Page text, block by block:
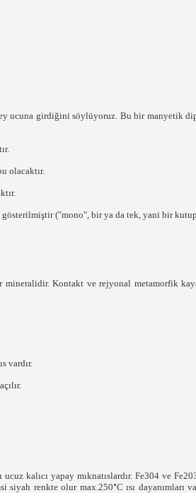
ucuna girdiğini söylüyoruz. Bu bir
olacaktır.
("mono", bir ya da tek, yani bir
Kontakt ve rejyonal metamorfik
vardır.
kalıcı yapay mıknatıslardır. Fe304 ve
siyah renkte olur max.250°C ısı dayanımları